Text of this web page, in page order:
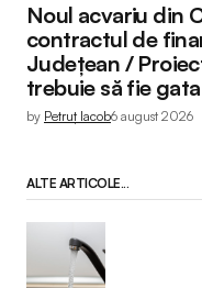
Noul acvariu din
contractul de
Județean /
trebuie să fie
by Petruț Iacob6 august 2026
ALTE ARTICOLE...